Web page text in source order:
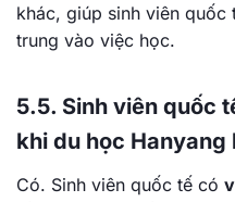
khác, giúp sinh viên quốc
trung vào việc học.
5.5. Sinh viên quốc
khi du học Hanyang
Có. Sinh viên quốc tế có